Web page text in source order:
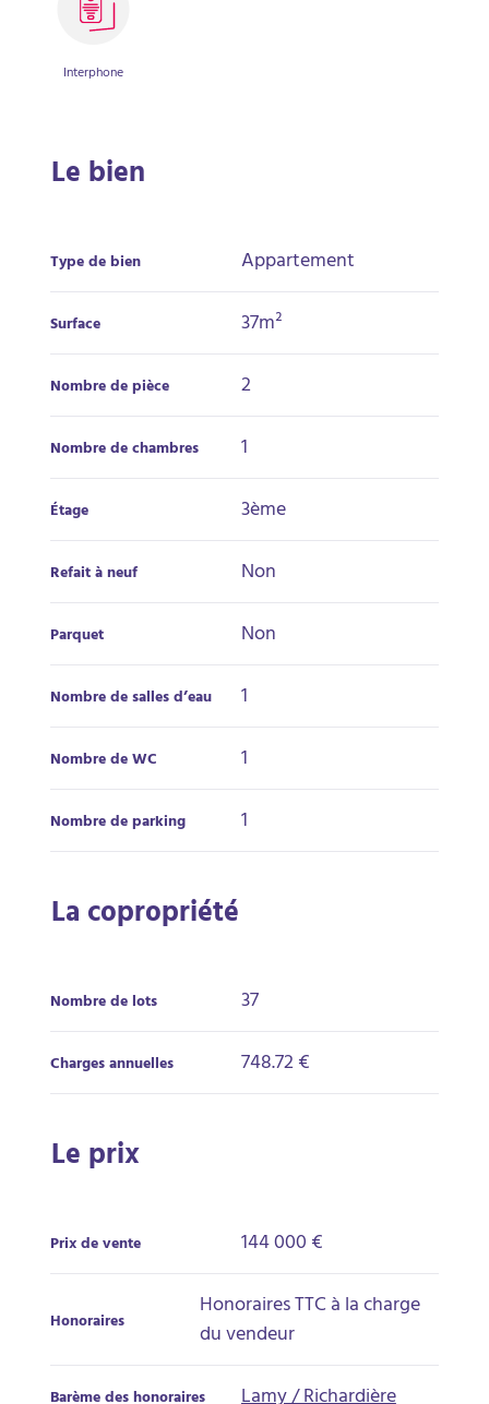
Interphone
Le bien
Type de bien Appartement
Surface 37m²
Nombre de pièce 2
Nombre de chambres 1
Étage 3ème
Refait à neuf Non
Parquet Non
Nombre de salles d’eau 1
Nombre de WC 1
Nombre de parking 1
La copropriété
Nombre de lots 37
Charges annuelles 748.72 €
Le prix
Prix de vente 144 000 €
Honoraires Honoraires TTC à la charge
du vendeur